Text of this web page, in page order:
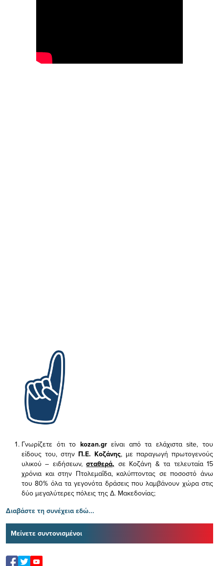
Γνωρίζετε ότι το kozan.gr είναι από τα ελάχισταsite, του
είδους του, στην Π.Ε. Κοζάνης, με παραγωγή πρωτογενούς
υλικού – ειδήσεων,σταθερά, σε Κοζάνη & τα τελευταία 15
χρόνια και στην Πτολεμαΐδα, καλύπτοντας σε ποσοστό άνω
του 80% όλα τα γεγονότα δράσεις που λαμβάνουν χώρα στις
δύο μεγαλύτερες πόλεις της Δ. Μακεδονίας;
Διαβάστε τη συνέχεια εδώ...
Μείνετε συντονισμένοι